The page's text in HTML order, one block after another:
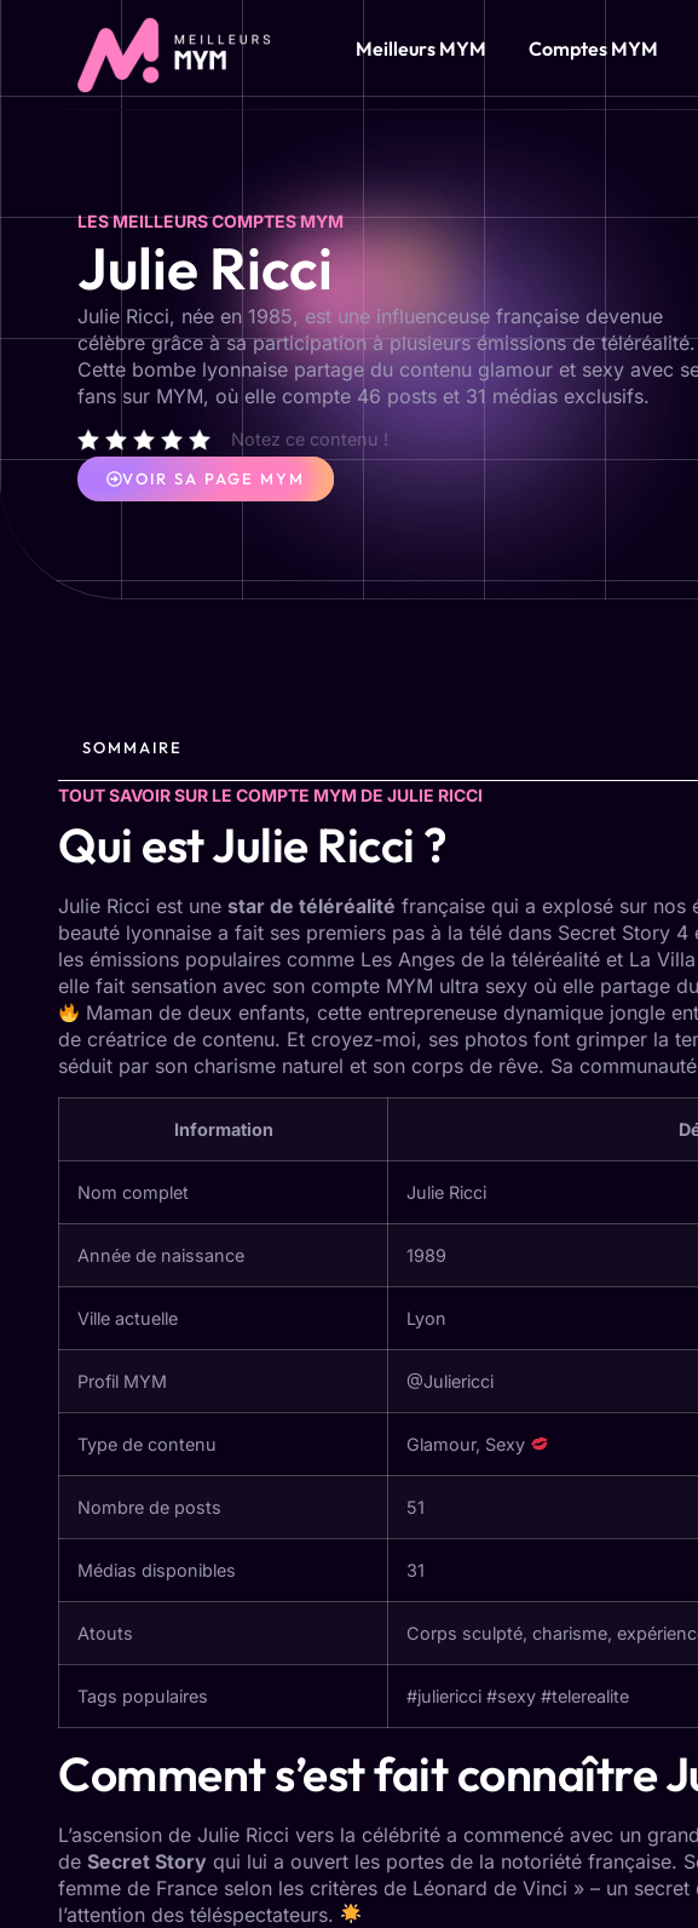
Meilleurs MYM Comptes MYM
LES MEILLEURS COMPTES MYM
Julie Ricci
Julie Ricci, née en 1985, est une influenceuse française devenue
célèbre grâce à sa participation à plusieurs émissions de téléréalité.
Cette bombe lyonnaise partage du contenu glamour et sexy avec
fans sur MYM, où elle compte 46 posts et 31 médias exclusifs.
Notez ce contenu !
VOIR SA PAGE MYM
SOMMAIRE
TOUT SAVOIR SUR LE COMPTE MYM DE JULIE RICCI
Qui est Julie Ricci ?
Julie Ricci est une star de téléréalité française qui a explosé sur nos
beauté lyonnaise a fait ses premiers pas à la télé dans Secret Story
les émissions populaires comme Les Anges de la téléréalité et La
elle fait sensation avec son compte MYM ultra sexy où elle partage
Maman de deux enfants, cette entrepreneuse dynamique jongle
de créatrice de contenu. Et croyez-moi, ses photos font grimper la
séduit par son charisme naturel et son corps de rêve. Sa
Information
Nom complet Julie Ricci
Année de naissance 1989
Ville actuelle Lyon
Profil MYM @Juliericci
Type de contenu Glamour, Sexy
Nombre de posts 51
Médias disponibles 31
Atouts Corps sculpté, charisme,
Tags populaires #juliericci #sexy #telerealite
Comment s’est fait connaître
L’ascension de Julie Ricci vers la célébrité a commencé avec un
de Secret Story qui lui a ouvert les portes de la notoriété française.
femme de France selon les critères de Léonard de Vinci » – un
l’attention des téléspectateurs.